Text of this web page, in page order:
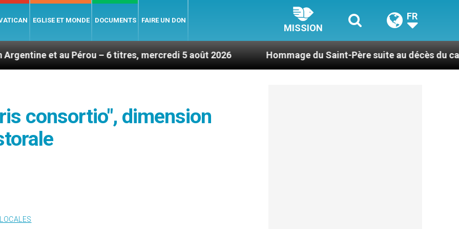
EGLISE ET MONDE DOCUMENTS FAIRE UN DON
MISSION
FR
Pérou – 6 titres, mercredi 5 août 2026 Hommage du Saint-Père suite au décès du cardinal Júlio
consortio", dimension